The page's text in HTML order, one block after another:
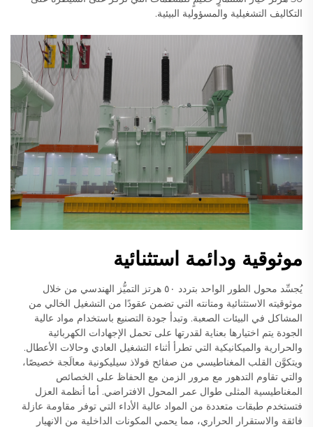
التكاليف التشغيلية والمسؤولية البيئية.
موثوقية ودائمة استثنائية
يُجسِّد محول الطور الواحد بتردد ٥٠ هرتز التميُّز الهندسي من خلال
موثوقيته الاستثنائية ومتانته التي تضمن عقودًا من التشغيل الخالي من
المشاكل في البيئات الصعبة. وتبدأ جودة التصنيع باستخدام مواد عالية
الجودة يتم اختيارها بعناية لقدرتها على تحمل الإجهادات الكهربائية
والحرارية والميكانيكية التي تطرأ أثناء التشغيل العادي وحالات الأعطال.
ويتكوَّن القلب المغناطيسي من صفائح فولاذ سيليكونية معالَجة خصيصًا،
والتي تقاوم التدهور مع مرور الزمن مع الحفاظ على الخصائص
المغناطيسية المثلى طوال عمر المحول الافتراضي. أما أنظمة العزل
فتستخدم طبقات متعددة من المواد عالية الأداء التي توفر مقاومة عازلة
فائقة والاستقرار الحراري، مما يحمي المكونات الداخلية من الانهيار